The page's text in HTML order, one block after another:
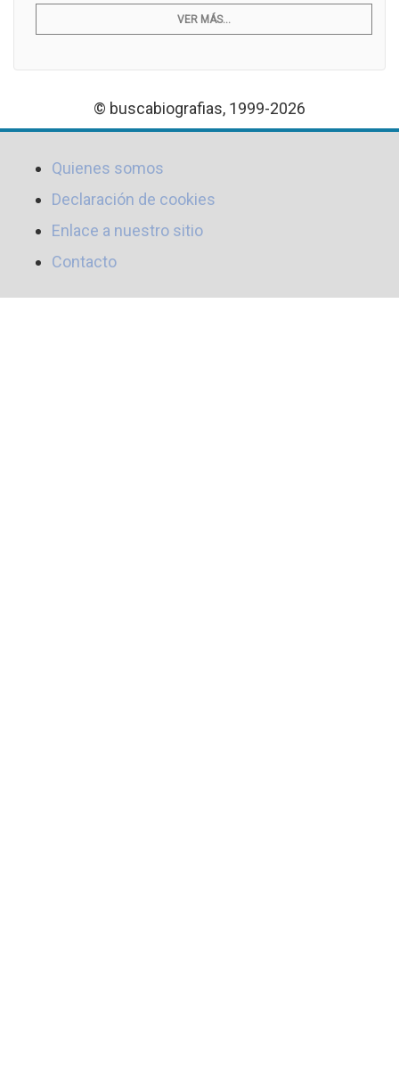
VER MÁS...
© buscabiografias, 1999-2026
Quienes somos
Declaración de cookies
Enlace a nuestro sitio
Contacto